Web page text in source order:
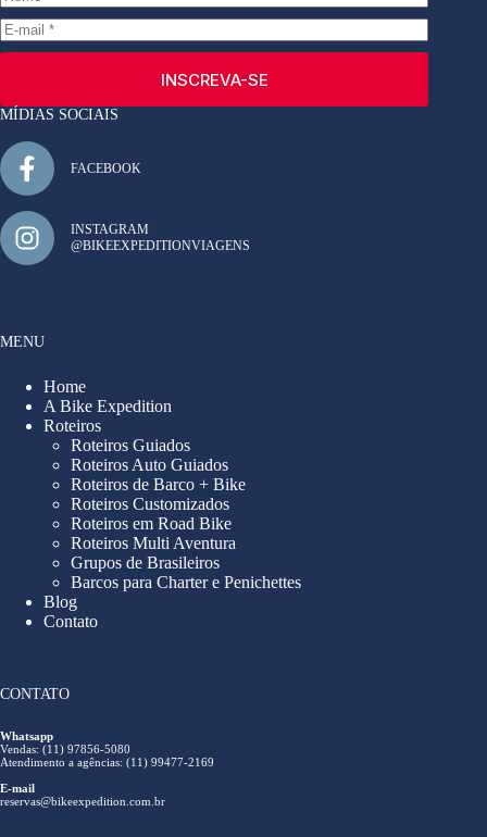
INSCREVA-SE
MÍDIAS SOCIAIS
FACEBOOK
INSTAGRAM
@BIKEEXPEDITIONVIAGENS
MENU
Home
A Bike Expedition
Roteiros
Roteiros Guiados
Roteiros Auto Guiados
Roteiros de Barco + Bike
Roteiros Customizados
Roteiros em Road Bike
Roteiros Multi Aventura
Grupos de Brasileiros
Barcos para Charter e Penichettes
Blog
Contato
CONTATO
Whatsapp
Vendas: (11) 97856-5080
Atendimento a agências: (11) 99477-2169
E-mail
reservas@bikeexpedition.com.br